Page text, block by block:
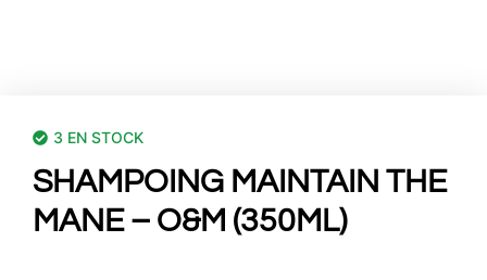
3 EN STOCK
SHAMPOING MAINTAIN THE
MANE – O&M (350ML)